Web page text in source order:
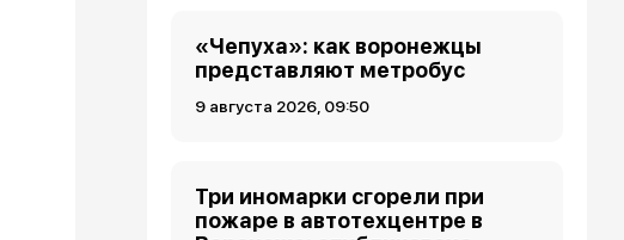
«Чепуха»: как воронежцы
представляют метробус
9 августа 2026, 09:50
Три иномарки сгорели при
пожаре в автотехцентре в